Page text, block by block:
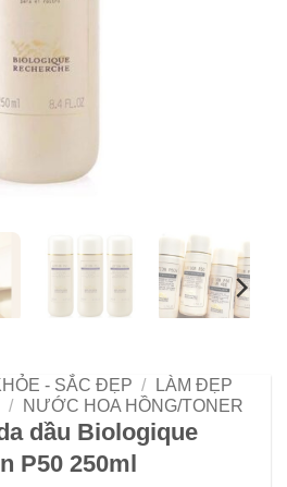
- SẮC ĐẸP /
LÀM ĐẸP
/ NƯỚC HOA HỒNG/TONER
dầu Biologique
P50 250ml